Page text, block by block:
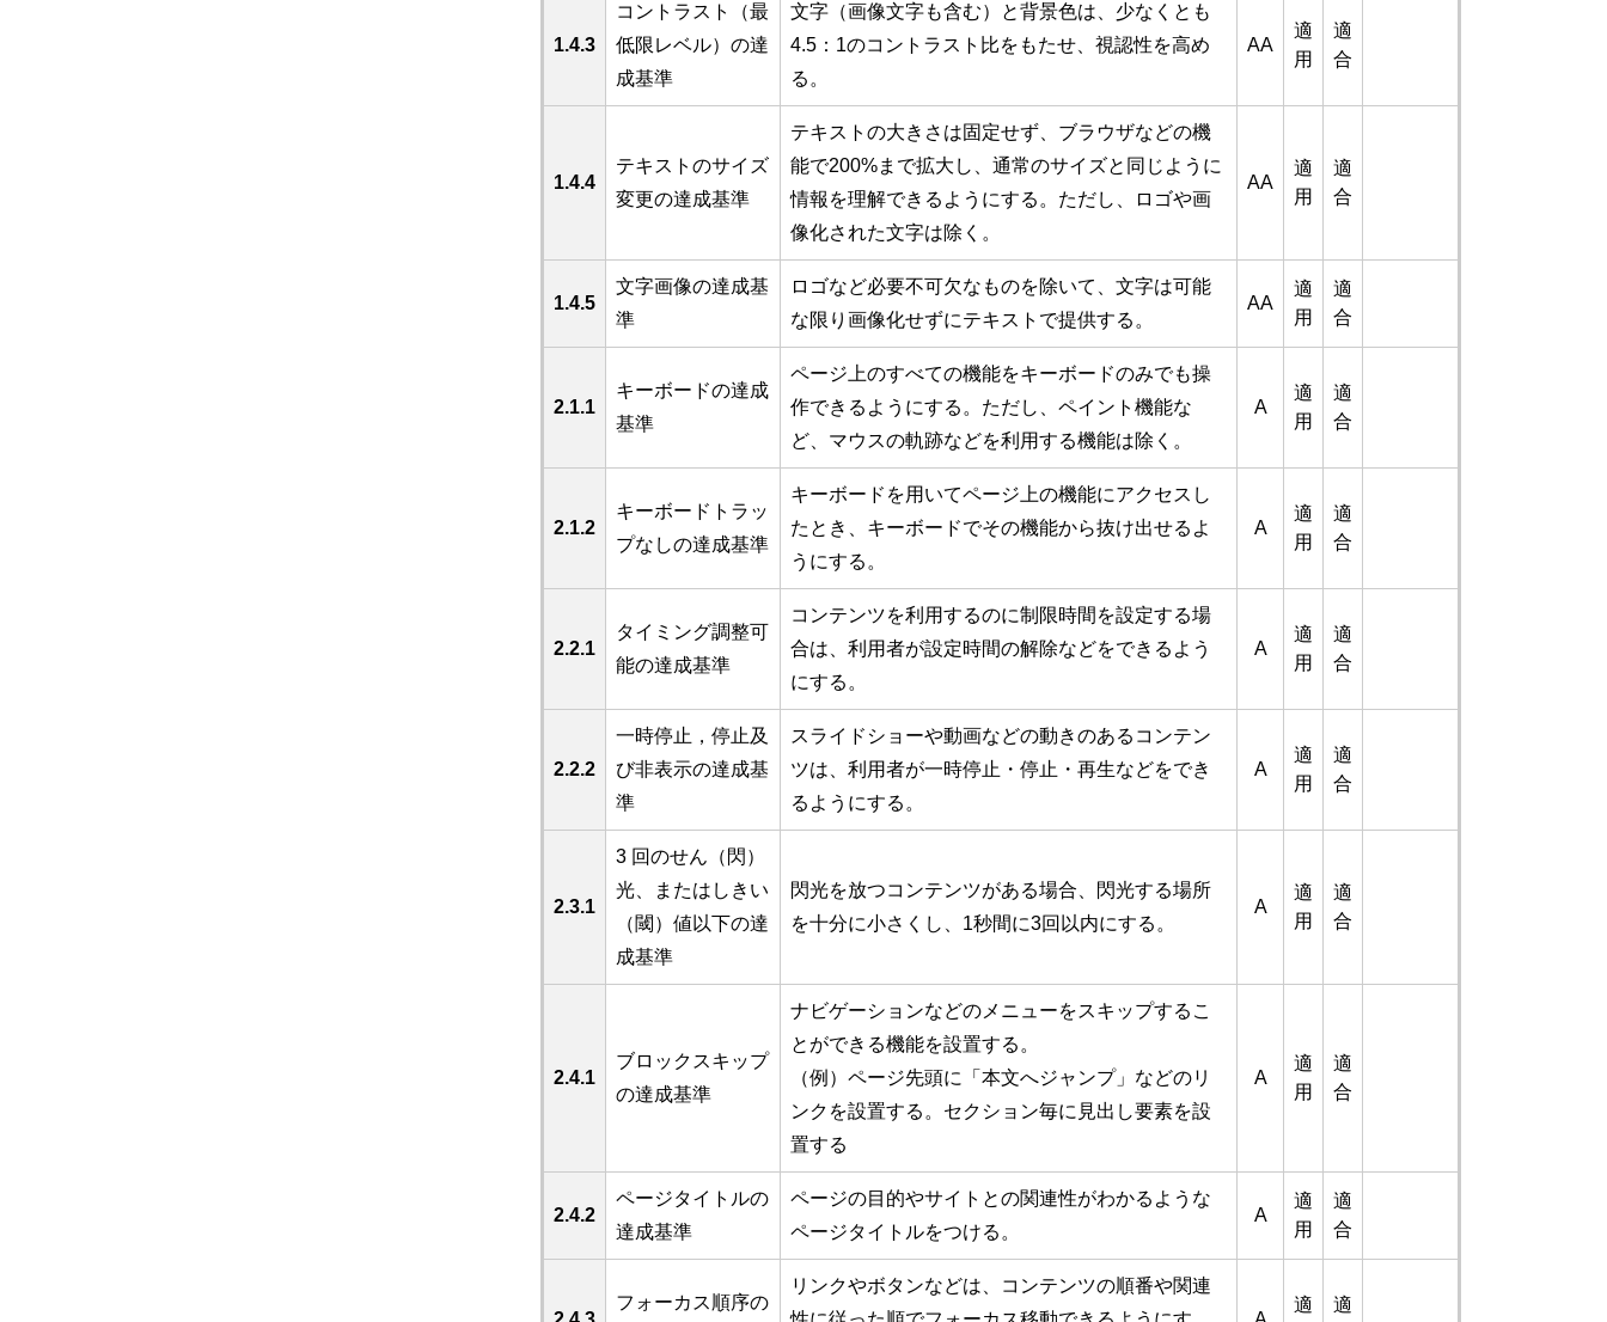
1.4.3
コントラスト（最
低限レベル）の達
成基準
文字（画像文字も含む）と背景色は、少なくとも
4.5：1のコントラスト比をもたせ、視認性を高め
る。
AA
適
用
適
合
1.4.4
テキストのサイズ
変更の達成基準
テキストの大きさは固定せず、ブラウザなどの機
能で200%まで拡大し、通常のサイズと同じように
情報を理解できるようにする。ただし、ロゴや画
像化された文字は除く。
AA
適
用
適
合
1.4.5
文字画像の達成基
準
ロゴなど必要不可欠なものを除いて、文字は可能
な限り画像化せずにテキストで提供する。
AA
適
用
適
合
2.1.1
キーボードの達成
基準
ページ上のすべての機能をキーボードのみでも操
作できるようにする。ただし、ペイント機能な
ど、マウスの軌跡などを利用する機能は除く。
A
適
用
適
合
2.1.2
キーボードトラッ
プなしの達成基準
キーボードを用いてページ上の機能にアクセスし
たとき、キーボードでその機能から抜け出せるよ
うにする。
A
適
用
適
合
2.2.1
タイミング調整可
能の達成基準
コンテンツを利用するのに制限時間を設定する場
合は、利用者が設定時間の解除などをできるよう
にする。
A
適
用
適
合
2.2.2
一時停止，停止及
び非表示の達成基
準
スライドショーや動画などの動きのあるコンテン
ツは、利用者が一時停止・停止・再生などをでき
るようにする。
A
適
用
適
合
2.3.1
3 回のせん（閃）
光、またはしきい
（閾）値以下の達
成基準
閃光を放つコンテンツがある場合、閃光する場所
を十分に小さくし、1秒間に3回以内にする。
A
適
用
適
合
2.4.1
ブロックスキップ
の達成基準
ナビゲーションなどのメニューをスキップするこ
とができる機能を設置する。
（例）ページ先頭に「本文へジャンプ」などのリ
ンクを設置する。セクション毎に見出し要素を設
置する
A
適
用
適
合
2.4.2
ページタイトルの
達成基準
ページの目的やサイトとの関連性がわかるような
ページタイトルをつける。
A
適
用
適
合
フォーカス順序の
リンクやボタンなどは、コンテンツの順番や関連
適 適